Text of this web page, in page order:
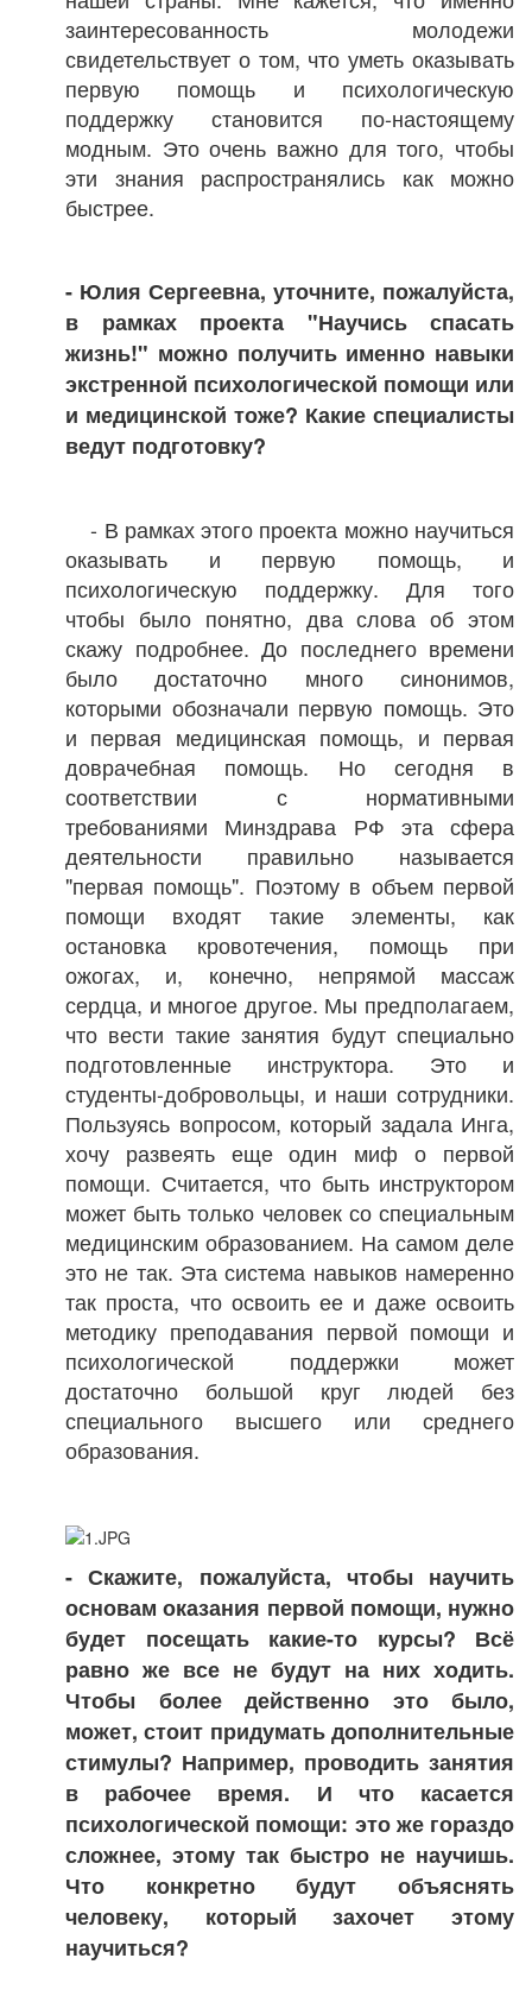
заинтересованность молодежи
свидетельствует о том, что уметь оказывать
первую помощь и психологическую
поддержку становится по-настоящему
модным. Это очень важно для того, чтобы
эти знания распространялись как можно
быстрее.
- Юлия Сергеевна, уточните, пожалуйста,
в рамках проекта "Научись спасать
жизнь!" можно получить именно навыки
экстренной психологической помощи или
и медицинской тоже? Какие специалисты
ведут подготовку?
- В рамках этого проекта можно научиться
оказывать и первую помощь, и
психологическую поддержку. Для того
чтобы было понятно, два слова об этом
скажу подробнее. До последнего времени
было достаточно много синонимов,
которыми обозначали первую помощь. Это
и первая медицинская помощь, и первая
доврачебная помощь. Но сегодня в
соответствии с нормативными
требованиями Минздрава РФ эта сфера
деятельности правильно называется
"первая помощь". Поэтому в объем первой
помощи входят такие элементы, как
остановка кровотечения, помощь при
ожогах, и, конечно, непрямой массаж
сердца, и многое другое. Мы предполагаем,
что вести такие занятия будут специально
подготовленные инструктора. Это и
студенты-добровольцы, и наши сотрудники.
Пользуясь вопросом, который задала Инга,
хочу развеять еще один миф о первой
помощи. Считается, что быть инструктором
может быть только человек со специальным
медицинским образованием. На самом деле
это не так. Эта система навыков намеренно
так проста, что освоить ее и даже освоить
методику преподавания первой помощи и
психологической поддержки может
достаточно большой круг людей без
специального высшего или среднего
образования.
- Скажите, пожалуйста, чтобы научить
основам оказания первой помощи, нужно
будет посещать какие-то курсы? Всё
равно же все не будут на них ходить.
Чтобы более действенно это было,
может, стоит придумать дополнительные
стимулы? Например, проводить занятия
в рабочее время. И что касается
психологической помощи: это же гораздо
сложнее, этому так быстро не научишь.
Что конкретно будут объяснять
человеку, который захочет этому
научиться?